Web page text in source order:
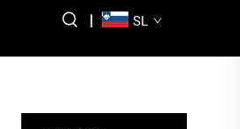
| SL